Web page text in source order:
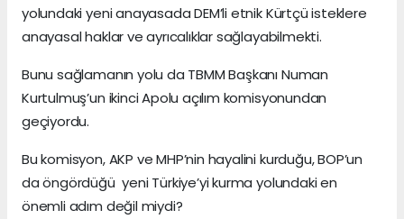
yolundaki yeni anayasada DEM’li etnik Kürtçü isteklere
anayasal haklar ve ayrıcalıklar sağlayabilmekti.
Bunu sağlamanın yolu da TBMM Başkanı Numan
Kurtulmuş’un ikinci Apolu açılım komisyonundan
geçiyordu.
Bu komisyon, AKP ve MHP’nin hayalini kurduğu, BOP’un
da öngördüğü yeni Türkiye’yi kurma yolundaki en
önemli adım değil miydi?